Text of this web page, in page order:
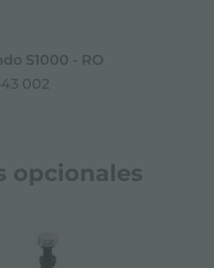
S1000 - RO
002
opcionales